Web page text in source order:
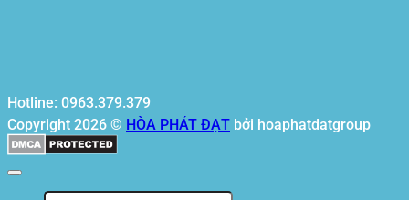
Hotline: 0963.379.379
Copyright 2026 © HÒA PHÁT ĐẠT bởi hoaphatdatgroup